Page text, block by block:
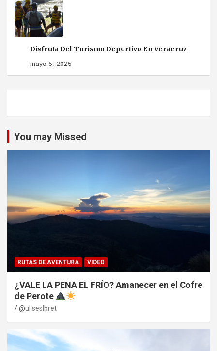
Disfruta Del Turismo Deportivo En Veracruz
mayo 5, 2025
You may Missed
RUTAS DE AVENTURA VIDEO
¿VALE LA PENA EL FRÍO? Amanecer en el Cofre
de Perote
@uliseslbret